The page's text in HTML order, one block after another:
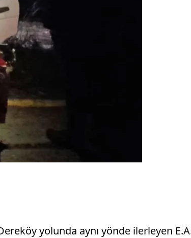
yolunda aynı yönde ilerleyen